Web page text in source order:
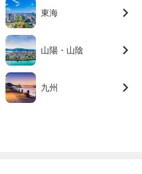
東海
山陽・山陰
九州